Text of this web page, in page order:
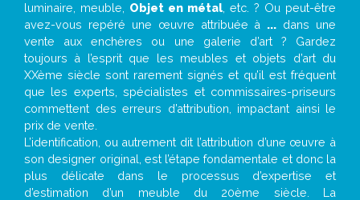
luminaire, meuble, Objet en métal , etc. ? Ou peut-être
avez-vous repéré une œuvre attribuée à ... dans une
vente aux enchères ou une galerie d’art ? Gardez
toujours à l’esprit que les meubles et objets d’art du
XXème siècle sont rarement signés et qu’il est fréquent
que les experts, spécialistes et commissaires-priseurs
commettent des erreurs d’attribution, impactant ainsi le
prix de vente.
L’identification, ou autrement dit l’attribution d’une œuvre à
son designer original, est l’étape fondamentale et donc la
plus délicate dans le processus d’expertise et
d’estimation d’un meuble du 20ème siècle. La